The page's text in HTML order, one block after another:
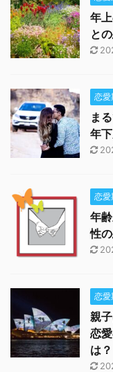
年
と
恋愛
ま
年
恋愛
年
性
恋愛
親
恋
は？